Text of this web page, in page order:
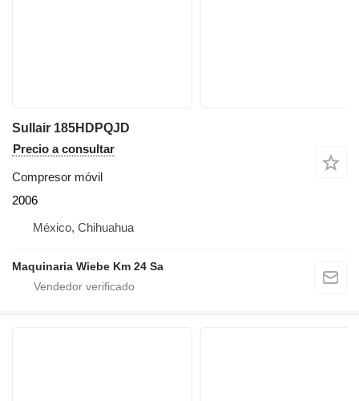
Sullair 185HDPQJD
Precio a consultar
Compresor móvil
2006
México, Chihuahua
Maquinaria Wiebe Km 24 Sa